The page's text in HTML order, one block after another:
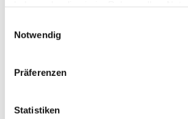
Impressum
Notwendig
Präferenzen
Statistiken
Location & Contact
70182 Stuttgart